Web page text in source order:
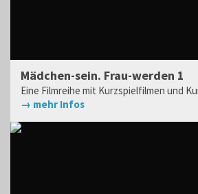
Mädchen-sein. Frau-werden 1
Eine Filmreihe mit Kurzspielfilmen und
→ mehr Infos